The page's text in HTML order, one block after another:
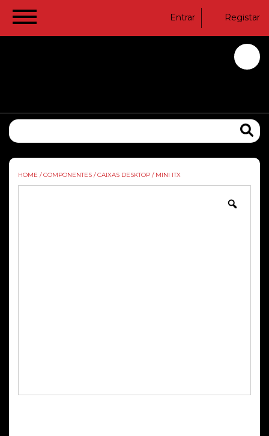
Entrar Registar
HOME / COMPONENTES / CAIXAS DESKTOP / MINI ITX